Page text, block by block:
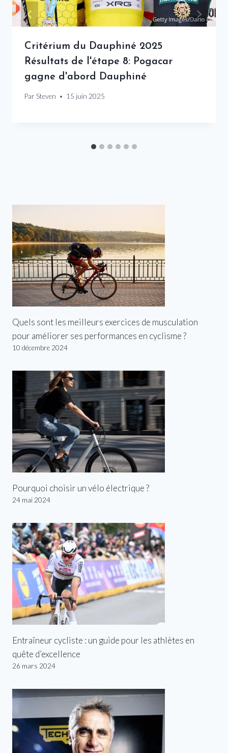
Critérium du Dauphiné 2025
Résultats de l'étape 8: Pogacar
gagne d'abord Dauphiné
Par Steven 15 juin 2025
Quels sont les meilleurs exercices de musculation
pour améliorer ses performances en cyclisme ?
10 décembre 2024
Pourquoi choisir un vélo électrique ?
24 mai 2024
Entraîneur cycliste : un guide pour les athlètes en
quête d’excellence
26 mars 2024